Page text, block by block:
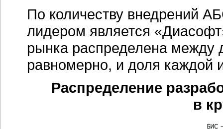
По количеству внедрений
лидером является
рынка распределена между
равномерно, и доля каждой
Распределение
в